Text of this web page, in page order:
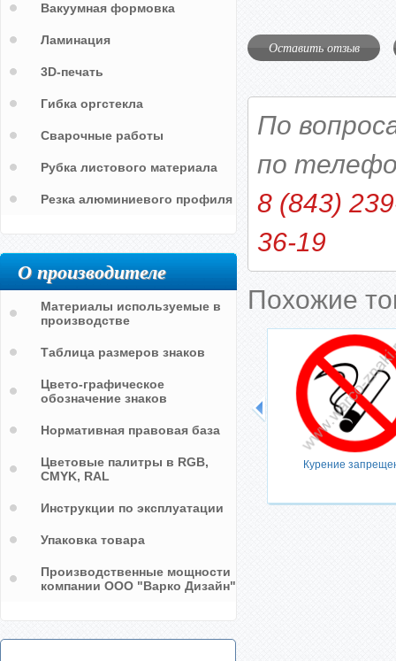
Оставить отзыв
По
по
8 (843)
36-19
Похожие
Курение
Вакуумная формовка
Ламинация
3D-печать
Гибка оргстекла
Сварочные работы
Рубка листового материала
Резка алюминиевого профиля
О производителе
Материалы используемые в
производстве
Таблица размеров знаков
Цвето-графическое
обозначение знаков
Нормативная правовая база
Цветовые палитры в RGB,
CMYK, RAL
Инструкции по эксплуатации
Упаковка товара
Производственные мощности
компании ООО "Варко Дизайн"